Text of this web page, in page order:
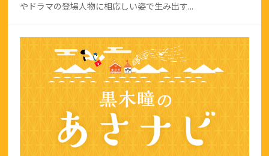
やドラマの登場人物に相応しい姿で生み出す...